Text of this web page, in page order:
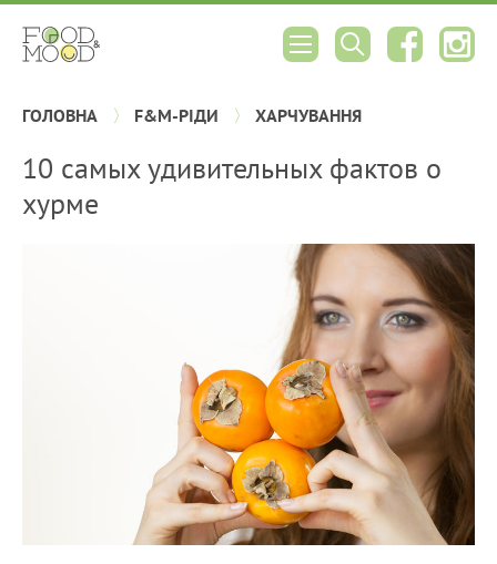
ГОЛОВНА F&M-РІДИ ХАРЧУВАННЯ
10 самых удивительных фактов о
хурме